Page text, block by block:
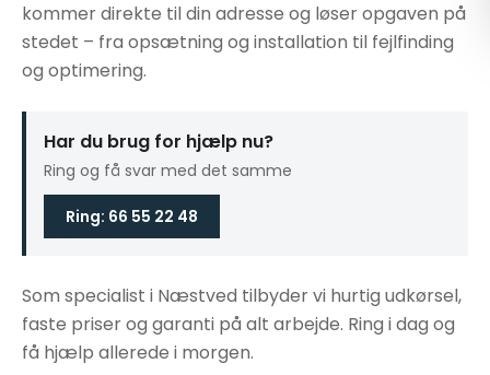
kommer direkte til din adresse og løser opgaven på
stedet – fra opsætning og installation til fejlfinding
og optimering.
Har du brug for hjælp nu?
Ring og få svar med det samme
Ring: 66 55 22 48
Som specialist i Næstved tilbyder vi hurtig udkørsel,
faste priser og garanti på alt arbejde. Ring i dag og
få hjælp allerede i morgen.